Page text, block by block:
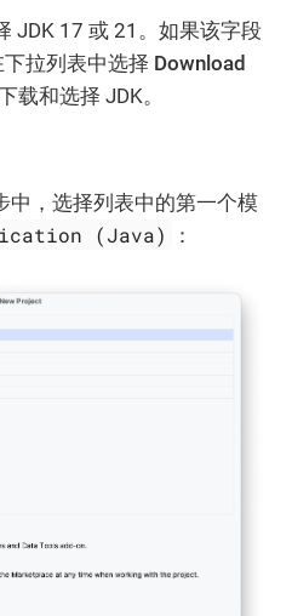
JDK 17 或 21。如果该字段
下拉列表中选择 Download
载和选择 JDK。
中，选择列表中的第一个模
(Java) ：